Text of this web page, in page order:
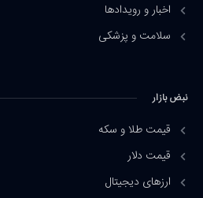
اخبار و رویدادها
سلامت و پزشکی
نبض بازار
قیمت طلا و سکه
قیمت دلار
ارزهای دیجیتال